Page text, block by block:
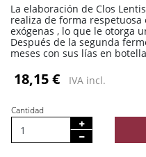
La elaboración de Clos
realiza de forma
exógenas , lo que le otorga
Después de la segunda
meses con sus lías en botella
18,15 € IVA incl.
Cantidad